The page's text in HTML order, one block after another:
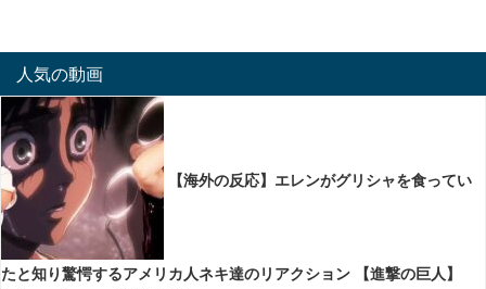
人気の動画
【海外の反応】エレンがグリシャを食ってい
たと知り驚愕するアメリカ人ネキ達のリアクション 【進撃の巨人】